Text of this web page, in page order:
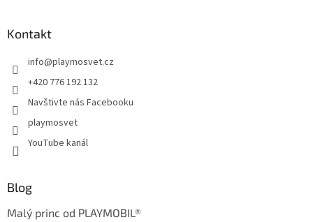
Kontakt
info@playmosvet.cz
+420 776 192 132
Navštivte nás Facebooku
playmosvet
YouTube kanál
Blog
Malý princ od PLAYMOBIL®